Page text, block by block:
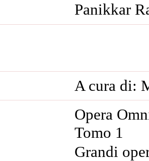
Panikkar
A cura di:
Opera
Tomo 1
Grandi